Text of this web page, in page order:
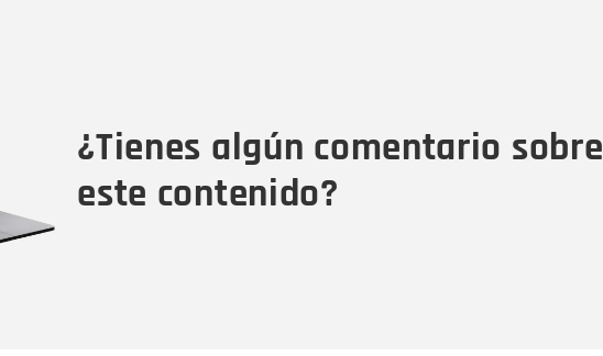
¿Tienes algún comentario sobre
este contenido?